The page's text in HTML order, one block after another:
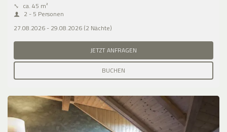
⤡ ca. 45 m²
2 - 5 Personen
27.08.2026 - 29.08.2026 (2 Nächte)
JETZT ANFRAGEN
BUCHEN